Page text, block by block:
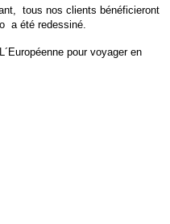
tous nos clients bénéficieront
a été redessiné.
pour voyager en